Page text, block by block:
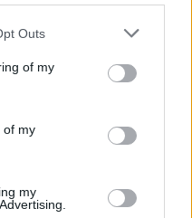
Outs
of my
of my
my